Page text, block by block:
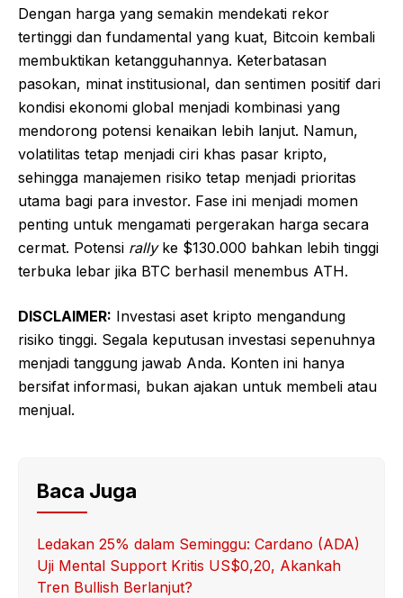
Dengan harga yang semakin mendekati rekor
tertinggi dan fundamental yang kuat, Bitcoin kembali
membuktikan ketangguhannya. Keterbatasan
pasokan, minat institusional, dan sentimen positif dari
kondisi ekonomi global menjadi kombinasi yang
mendorong potensi kenaikan lebih lanjut. Namun,
volatilitas tetap menjadi ciri khas pasar kripto,
sehingga manajemen risiko tetap menjadi prioritas
utama bagi para investor. Fase ini menjadi momen
penting untuk mengamati pergerakan harga secara
cermat. Potensi rallyke $130.000 bahkan lebih tinggi
terbuka lebar jika BTC berhasil menembus ATH.
DISCLAIMER: Investasi aset kripto mengandung
risiko tinggi. Segala keputusan investasi sepenuhnya
menjadi tanggung jawab Anda. Konten ini hanya
bersifat informasi, bukan ajakan untuk membeli atau
menjual.
Baca Juga
Ledakan 25% dalam Seminggu: Cardano (ADA)
Uji Mental Support Kritis US$0,20, Akankah
Tren Bullish Berlanjut?